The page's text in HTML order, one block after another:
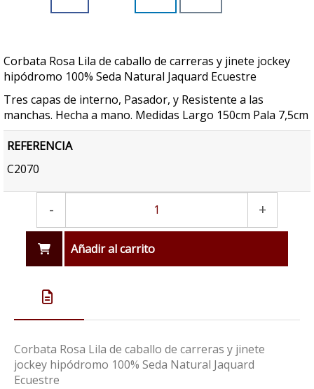
Corbata Rosa Lila de caballo de carreras y jinete jockey
hipódromo 100% Seda Natural Jaquard Ecuestre
Tres capas de interno, Pasador, y Resistente a las
manchas. Hecha a mano. Medidas Largo 150cm Pala 7,5cm
REFERENCIA
C2070
- +
Añadir al carrito
Corbata Rosa Lila de caballo de carreras y jinete
jockey hipódromo 100% Seda Natural Jaquard
Ecuestre